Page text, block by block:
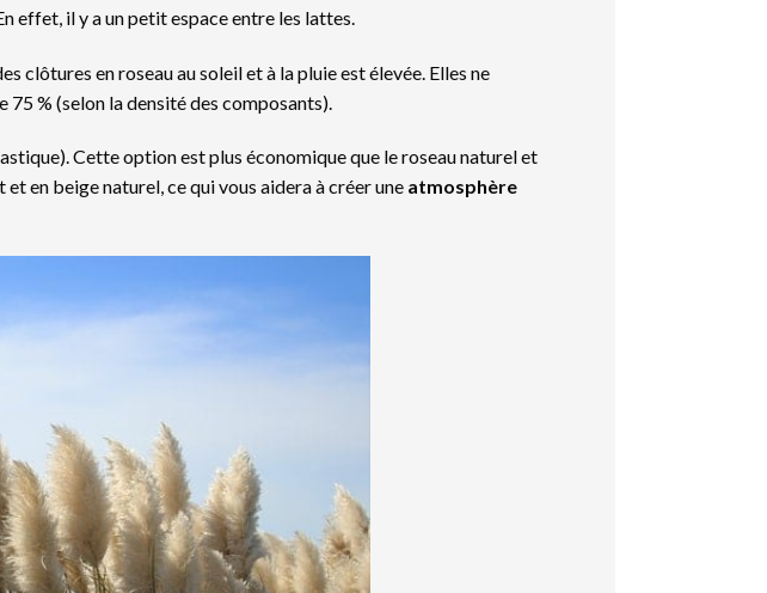
effet, il y a un petit espace entre les lattes.
clôtures en roseau au soleil et à la pluie est élevée. Elles ne
% (selon la densité des composants).
Cette option est plus économique que le roseau naturel et
en beige naturel, ce qui vous aidera à créer une atmosphère